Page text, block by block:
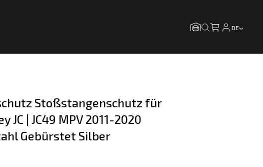
DE
Stoßstangenschutz für
JC | JC49 MPV 2011-2020
Gebürstet Silber